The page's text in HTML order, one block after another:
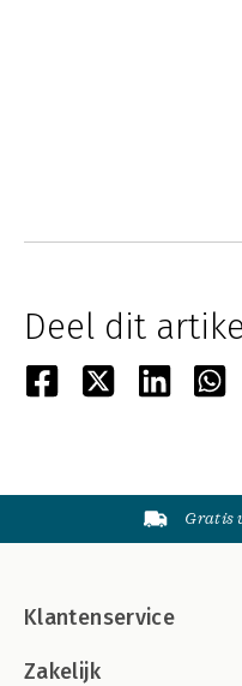
Deel dit
Gratis
Klantenservice
Zakelijk